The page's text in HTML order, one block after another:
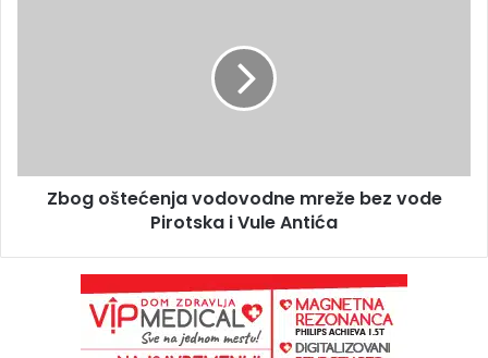
Zbog oštećenja vodovodne mreže bez vode
Pirotska i Vule Antića